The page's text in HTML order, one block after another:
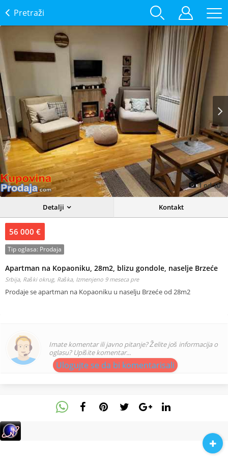
Pretraži
Prev Next
1od10
Detalji Kontakt
56 000 €
Tip oglasa: Prodaja
Apartman na Kopaoniku, 28m2, blizu gondole, naselje Brzeće
Srbija, Raški okrug, Raška, Izmenjeno 9 meseca pre
Prodaje se apartman na Kopaoniku u naselju Brzeće od 28m2
Imate komentar ili javno pitanje? Želite još informacija o
oglasu? Upišite komentar...
Ulogujte se da bi komentarisali